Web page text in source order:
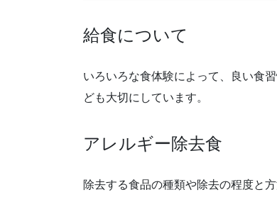
給食について
いろいろな食体験によって、良い食
ども大切にしています。
アレルギー除去食
除去する食品の種類や除去の程度と